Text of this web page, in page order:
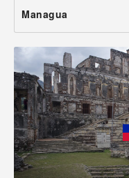
Managua